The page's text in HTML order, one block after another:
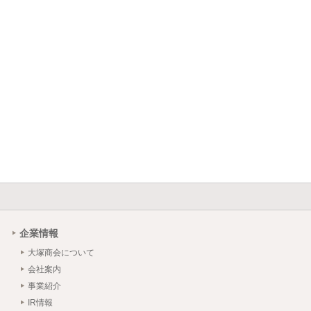
企業情報
大塚商会について
会社案内
事業紹介
IR情報